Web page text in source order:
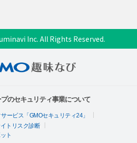
Inc. All Rights Reserved.